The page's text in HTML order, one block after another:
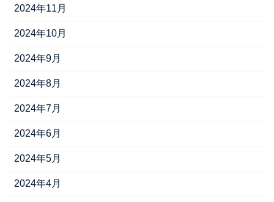
2024年11月
2024年10月
2024年9月
2024年8月
2024年7月
2024年6月
2024年5月
2024年4月